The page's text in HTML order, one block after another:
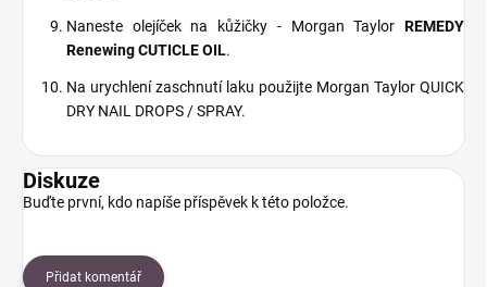
Naneste olejíček na kůžičky - Morgan Taylor REMEDY
Renewing CUTICLE OIL.
Na urychlení zaschnutí laku použijte Morgan Taylor QUICK
DRY NAIL DROPS / SPRAY.
Diskuze
Buďte první, kdo napíše příspěvek k této položce.
Přidat komentář